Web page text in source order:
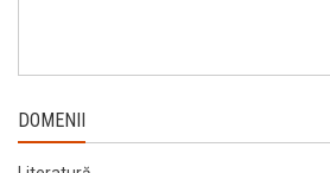
DOMENII